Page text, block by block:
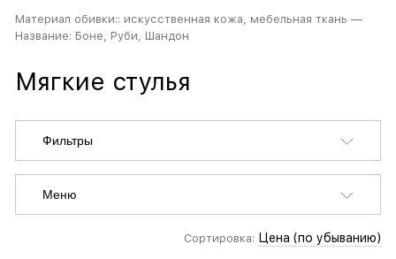
Материал обивки:: искусственная кожа, мебельная ткань —
Название: Боне, Руби, Шандон
Мягкие стулья
Фильтры
Меню
Сортировка: Цена (по убыванию)